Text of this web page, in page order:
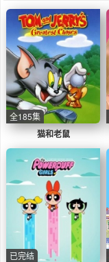
猫和老鼠
全185集
已完结